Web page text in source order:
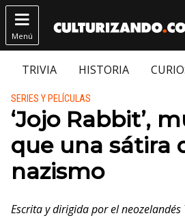

Menú
TRIVIA HISTORIA
Publicado en:
SERIES Y PELÍCULAS
‘Jojo Rabbit’,
que una sátira
nazismo
Escrita y dirigida por el neozelandés